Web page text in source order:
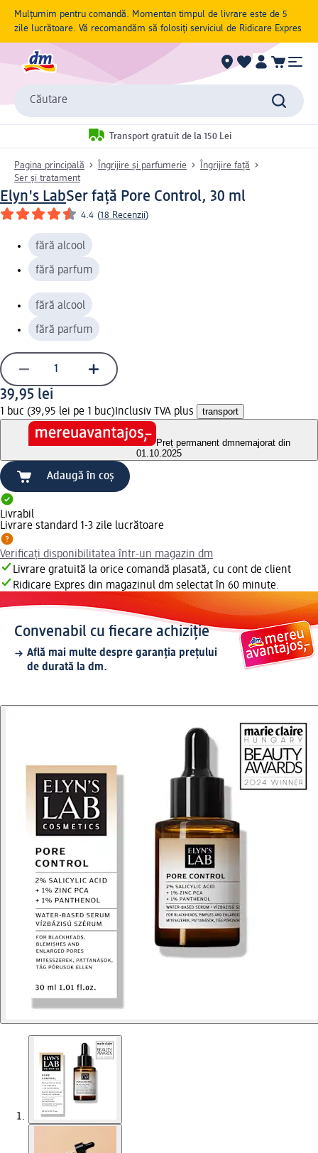
Mulțumim pentru comandă. Momentan timpul de livrare este de 5
zile lucrătoare. Vă recomandăm să folosiți serviciul de Ridicare Expres
Căutare
Transport gratuit de la 150 Lei
Pagina principală Îngrijire și parfumerie
Îngrijire față
Ser și tratament
Elyn's LabSer față Pore Control, 30 ml
4.4 (18 Recenzii)
fără alcool
fără parfum
fără alcool
fără parfum
39,95 lei
1 buc (39,95 lei pe 1 buc) Inclusiv TVA plus transport
Preț permanent dmnemajorat din
01.10.2025
Adaugă în coș
Livrabil
Livrare standard 1-3 zile lucrătoare
Verificați disponibilitatea într-un magazin dm
Livrare gratuită la orice comandă plasată, cu cont de client
Ridicare Expres din magazinul dm selectat în 60 minute.
Convenabil cu fiecare achiziție
Află mai multe despre garanția prețului
de durată la dm.